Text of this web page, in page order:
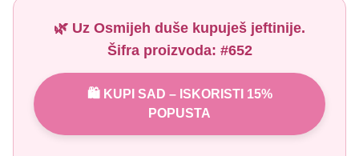
🌿 Uz Osmijeh duše kupuješ jeftinije.
Šifra proizvoda: #652
🛍️ KUPI SAD – ISKORISTI 15%
POPUSTA